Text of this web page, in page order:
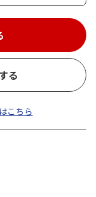
る
こちら